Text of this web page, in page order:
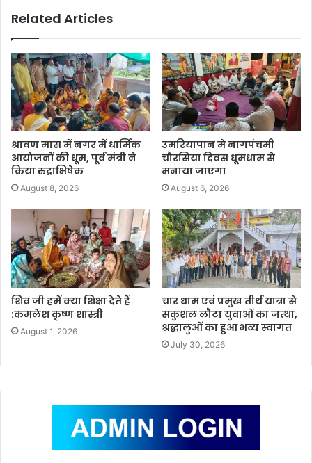
Related Articles
श्रावण मास में नगर में धार्मिक
आयोजनों की धूम, पूर्व मंत्री ने
किया रुद्राभिषेक
August 8, 2026
उमरियापान मे नागपंचमी
चौरसिया दिवस धूमधाम से
मनाया जाएगा
August 6, 2026
शिव जी हमें क्या शिक्षा देते हैं
:कमलेश कृष्ण शास्त्री
August 1, 2026
चार धाम एवं प्रमुख तीर्थ यात्रा से
सकुशल लौटा युवाओं का जत्था,
श्रद्धालुओं का हुआ भव्य स्वागत
July 30, 2026